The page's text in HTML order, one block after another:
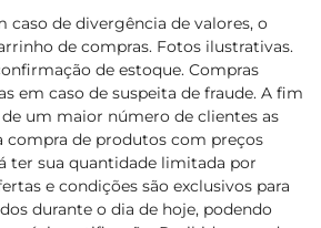
caso de divergência de valores, o
de compras. Fotos ilustrativas.
de estoque. Compras
em caso de suspeita de fraude. A fim
um maior número de clientes as
compra de produtos com preços
ter sua quantidade limitada por
e condições são exclusivos para
durante o dia de hoje, podendo